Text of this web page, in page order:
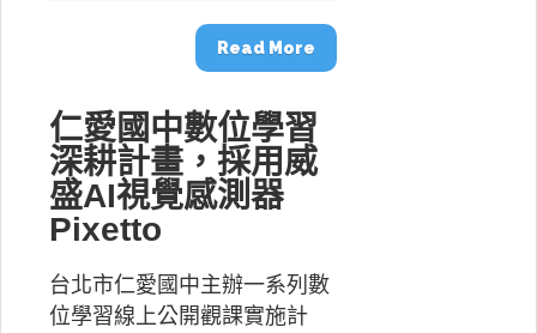
Read More
仁愛國中數位學習
深耕計畫，採用威
盛AI視覺感測器
Pixetto
台北市仁愛國中主辦一系列數
位學習線上公開觀課實施計